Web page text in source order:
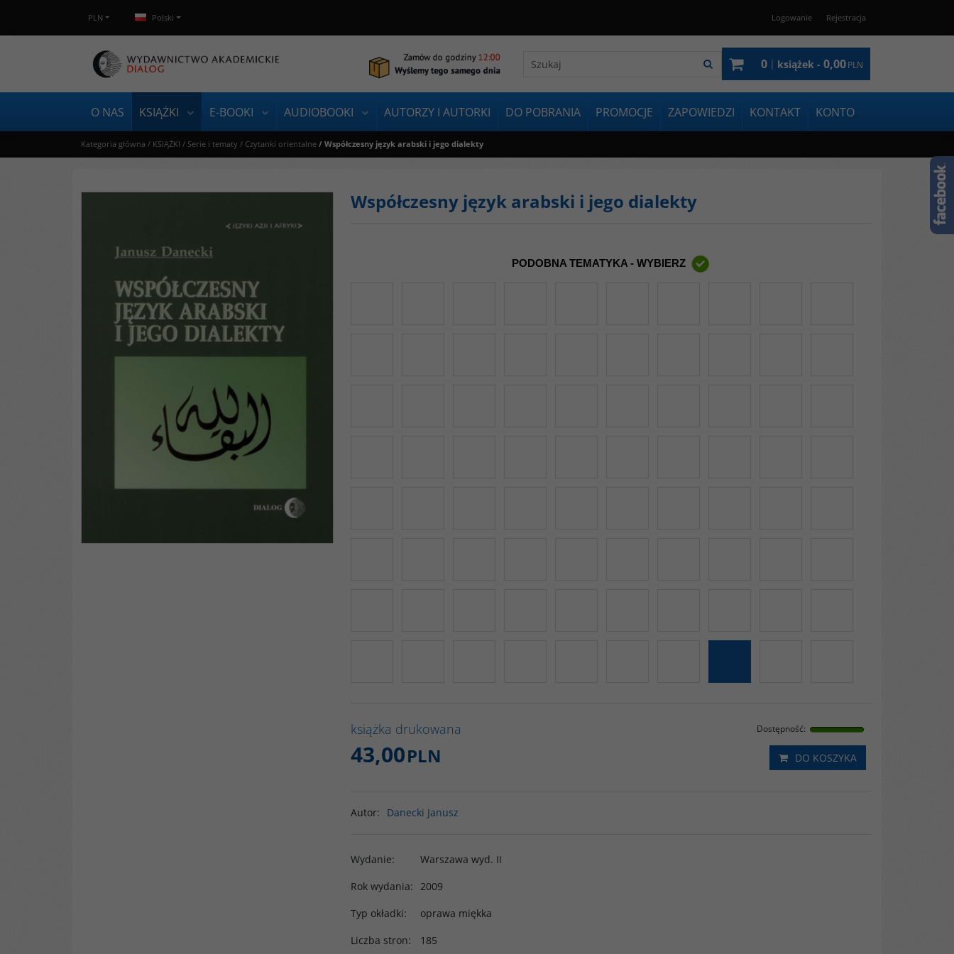
PLN Polski Logowanie Rejestracja
0 | książek - 0,00PLN
O NAS KSIĄŻKI E-BOOKI AUDIOBOOKI AUTORZY I AUTORKI DO POBRANIA PROMOCJE ZAPOWIEDZI KONTAKT KONTO
Kategoria główna / KSIĄŻKI / Serie i tematy / Czytanki orientalne / Współczesny język arabski i jego dialekty
Współczesny język arabski i jego dialekty
PODOBNA TEMATYKA - WYBIERZ
książka drukowana Dostępność:
43,00PLN DO KOSZYKA
Autor: Danecki Janusz
Wydanie:
Warszawa wyd. II
Rok wydania: 2009
Typ okładki:
oprawa miękka
Liczba stron:
185